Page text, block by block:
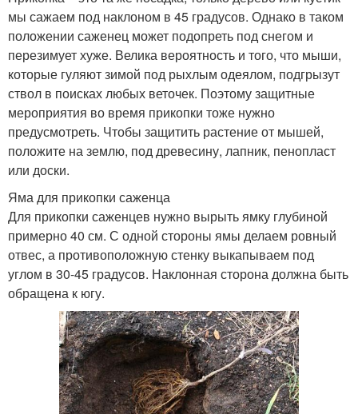
мы сажаем под наклоном в 45 градусов. Однако в таком
положении саженец может подопреть под снегом и
перезимует хуже. Велика вероятность и того, что мыши,
которые гуляют зимой под рыхлым одеялом, подгрызут
ствол в поисках любых веточек. Поэтому защитные
мероприятия во время прикопки тоже нужно
предусмотреть. Чтобы защитить растение от мышей,
положите на землю, под древесину, лапник, пенопласт
или доски.
Яма для прикопки саженца
Для прикопки саженцев нужно вырыть ямку глубиной
примерно 40 см. С одной стороны ямы делаем ровный
отвес, а противоположную стенку выкапываем под
углом в 30-45 градусов. Наклонная сторона должна быть
обращена к югу.